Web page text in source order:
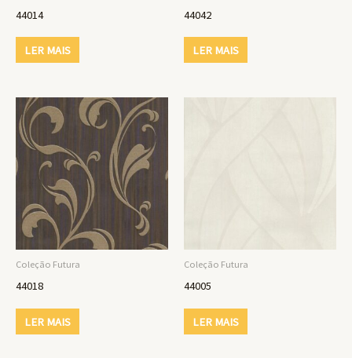
44014
LER MAIS
44042
LER MAIS
Coleção Futura
44018
LER MAIS
Coleção Futura
44005
LER MAIS